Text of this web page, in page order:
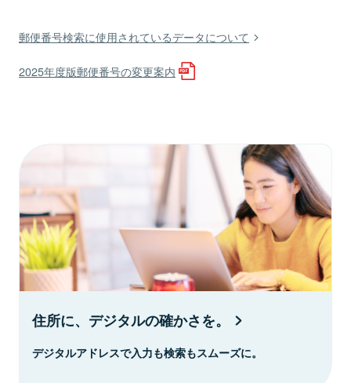
郵便番号検索に使用されているデータについて
2025年度版郵便番号の変更案内
住所に、デジタルの確かさを。
デジタルアドレスで入力も検索もスムーズに。